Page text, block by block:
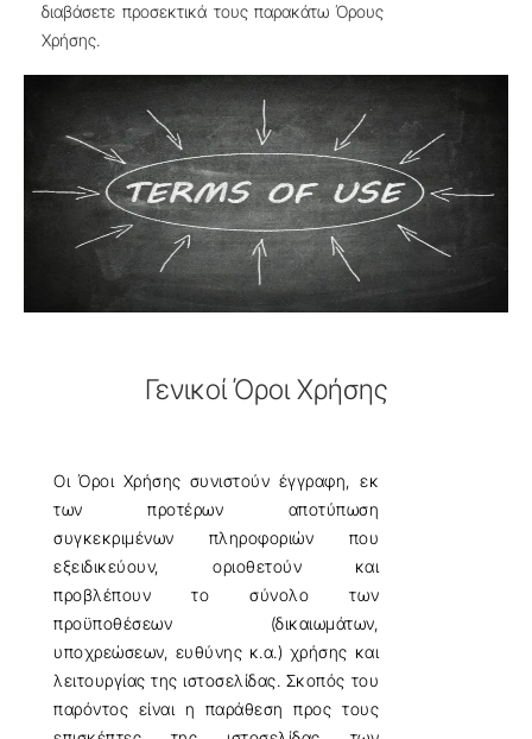
διαβάσετε προσεκτικά τους παρακάτω Όρους
Χρήσης.
Γενικοί Όροι Χρήσης
Οι Όροι Χρήσης συνιστούν έγγραφη, εκ
των προτέρων αποτύπωση
συγκεκριμένων πληροφοριών που
εξειδικεύουν, οριοθετούν και
προβλέπουν το σύνολο των
προϋποθέσεων (δικαιωμάτων,
υποχρεώσεων, ευθύνης κ.α.) χρήσης και
λειτουργίας της ιστοσελίδας. Σκοπός του
παρόντος είναι η παράθεση προς τους